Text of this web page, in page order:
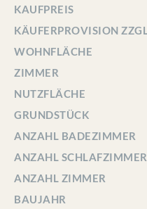
KAUFPREIS
WOHNFLÄCHE
ZIMMER
NUTZFLÄCHE
GRUNDSTÜCK
ANZAHL BADEZIMMER
ANZAHL SCHLAFZIMMER
ANZAHL ZIMMER
BAUJAHR